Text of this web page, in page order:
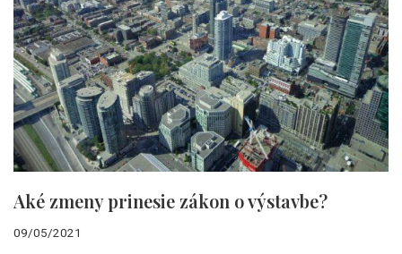
Aké zmeny prinesie zákon o výstavbe?
09/05/2021